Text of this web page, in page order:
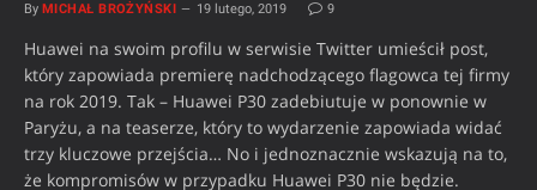
By MICHAŁ BROŻYŃSKI 19 lutego, 2019 9
Huawei na swoim profilu w serwisie Twitter umieścił post,
który zapowiada premierę nadchodzącego flagowca tej firmy
na rok 2019. Tak – Huawei P30 zadebiutuje w ponownie w
Paryżu, a na teaserze, który to wydarzenie zapowiada widać
trzy kluczowe przejścia… No i jednoznacznie wskazują na to,
że kompromisów w przypadku Huawei P30 nie będzie.